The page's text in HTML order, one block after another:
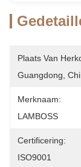
Plaats Van
Guangdong,
Merknaam:
LAMBOSS
Certificering:
ISO9001